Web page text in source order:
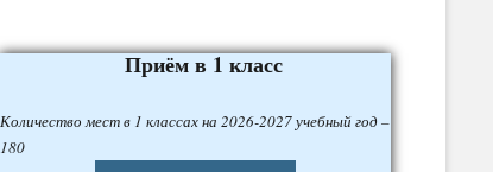
Приём в 1 класс
Количество мест в 1 классах на 2026-2027 учебный год –
180